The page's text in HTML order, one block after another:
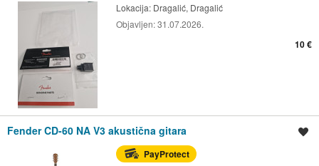
Lokacija: Dragalić, Dragalić
Objavljen:31.07.2026.
10 €
Fender CD-60 NA V3 akustična gitara
PayProtect